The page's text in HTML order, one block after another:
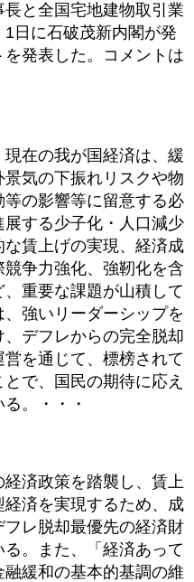
と全国宅地建物取引業
日に石破茂新内閣が発
発表した。コメントは
在の我が国経済は、緩
気の下振れリスクや物
の影響等に留意する必
する少子化・人口減少
賃上げの実現、経済成
争力強化、強靭化を含
重要な課題が山積して
強いリーダーシップを
デフレからの完全脱却
を通じて、標榜されて
で、国民の期待に応え
。・・・
済政策を踏襲し、賃上
済を実現するため、成
レ脱却最優先の経済財
。また、「経済あって
緩和の基本的基調の維